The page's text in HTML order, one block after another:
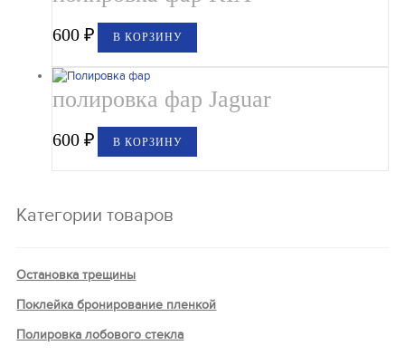
600₽ В КОРЗИНУ
полировка фар Jaguar
600₽ В КОРЗИНУ
Категории товаров
Остановка трещины
Поклейка бронирование пленкой
Полировка лобового стекла